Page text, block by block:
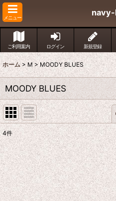
メニュー
ご利用案内 ログイン 新規登録
ホーム > M > MOODY BLUES
MOODY BLUES
表示数:
並び順:
絞り
4件